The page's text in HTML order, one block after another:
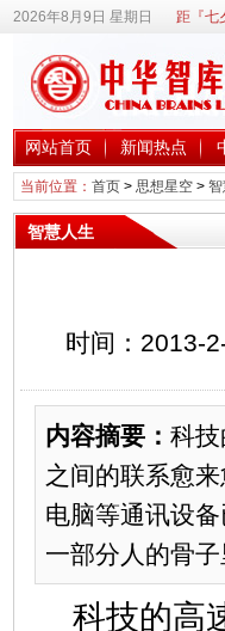
2026年8月9日 星期日 距『七
网站首页 新闻热点
当前位置： 首页> 思想星空> 智
智慧人生
时间：2013-
内容摘要： 科
之间的联系愈
电脑等通讯设
一部分人的骨
科技的高